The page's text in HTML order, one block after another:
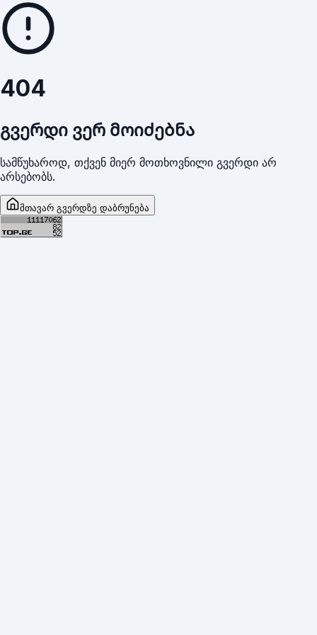
404
გვერდი ვერ მოიძებნა
სამწუხაროდ, თქვენ მიერ მოთხოვნილი გვერდი არ
არსებობს.
მთავარ გვერდზე დაბრუნება